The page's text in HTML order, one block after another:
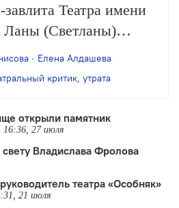
завлита Театра имени
Ланы (Светланы)
сообщение о её
Гарон в соцсетях.
Елена Алдашева
критик утрата
открыли памятник
16:36, 27 июля
Владислава Фролова
театра «Особняк»
21 июля